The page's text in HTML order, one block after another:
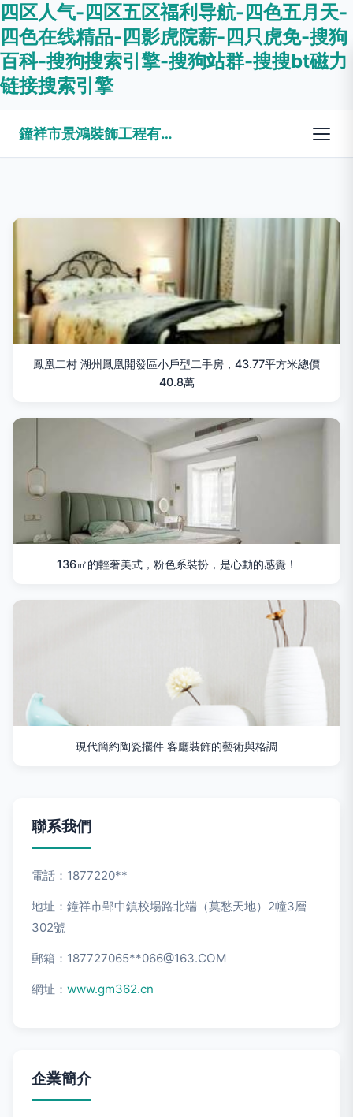
四区人气-四区五区福利导航-四色五月天-
四色在线精品-四影虎院薪-四只虎免-搜狗
百科-搜狗搜索引擎-搜狗站群-搜搜bt磁力
链接搜索引擎
鐘祥市景鴻裝飾工程有限公司
鳳凰二村 湖州鳳凰開發區小戶型二手房，43.77平方米總價
40.8萬
136㎡的輕奢美式，粉色系裝扮，是心動的感覺！
現代簡約陶瓷擺件 客廳裝飾的藝術與格調
聯系我們
電話：1877220**
地址：鐘祥市郢中鎮校場路北端（莫愁天地）2幢3層
302號
郵箱：187727065**066@163.COM
網址： www.gm362.cn
企業簡介